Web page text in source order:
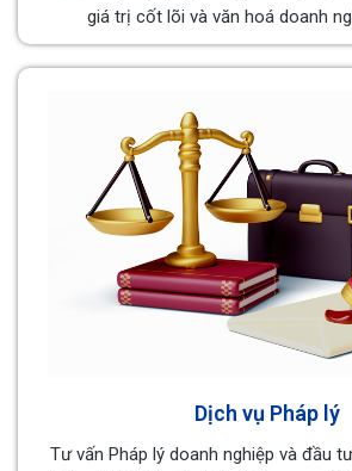
Trân trọng,giá trị cốt lõi và văn hoá doanh
Dịch vụ Pháp lý
Tư vấn Pháp lý doanh nghiệp và đầu